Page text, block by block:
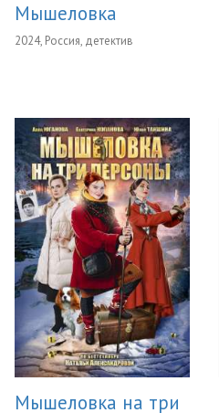
Мышеловка
2024, Россия, детектив
Мышеловка на три